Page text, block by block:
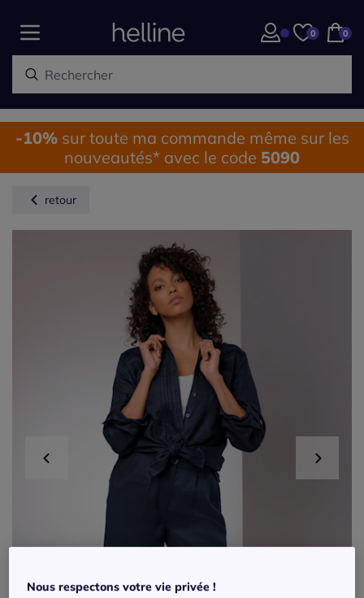
0 0
-10%sur toute ma commande même sur les
nouveautés* avec le code 5090
retour
Nous respectons votre vie privée !